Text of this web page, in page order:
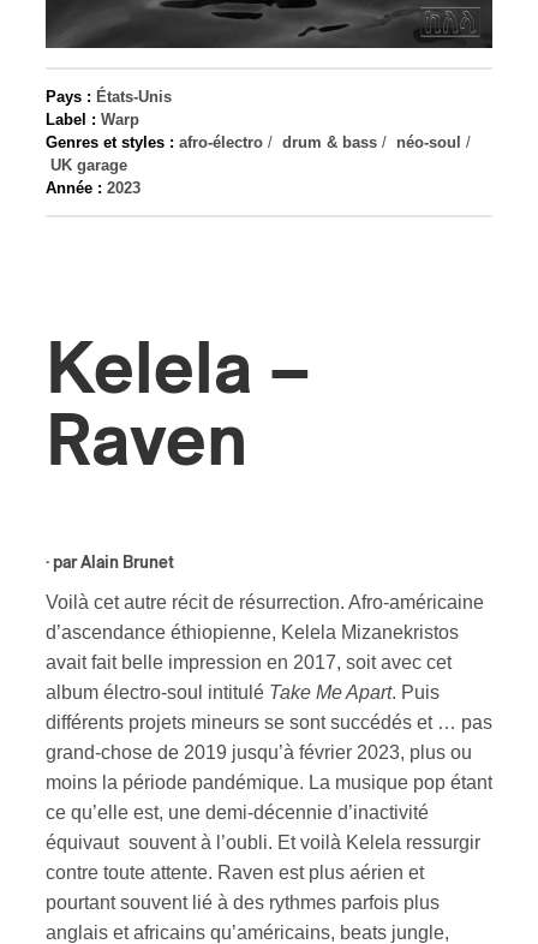
Pays : États-Unis
Label : Warp
Genres et styles : afro-électro / drum & bass / néo-soul /
UK garage
Année : 2023
Kelela –
Raven
· parAlain Brunet
Voilà cet autre récit de résurrection. Afro-américaine
d’ascendance éthiopienne, Kelela Mizanekristos
avait fait belle impression en 2017, soit avec cet
album électro-soul intitulé Take Me Apart. Puis
différents projets mineurs se sont succédés et … pas
grand-chose de 2019 jusqu’à février 2023, plus ou
moins la période pandémique. La musique pop étant
ce qu’elle est, une demi-décennie d’inactivité
équivaut souvent à l’oubli. Et voilà Kelela ressurgir
contre toute attente. Raven est plus aérien et
pourtant souvent lié à des rythmes parfois plus
anglais et africains qu’américains, beats jungle,